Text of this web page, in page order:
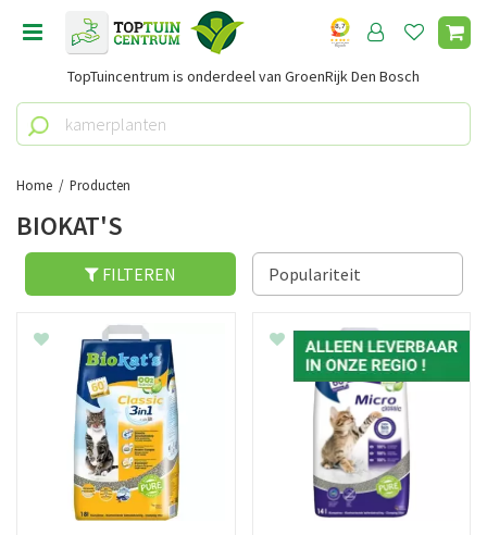
Home Producten
TopTuincentrum is onderdeel van GroenRijk Den Bosch
BIOKAT'S
FILTEREN